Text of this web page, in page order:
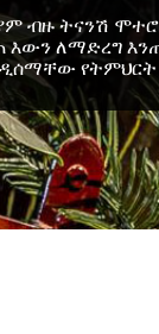
ብዙ ትናንሽ
ለማድረግ